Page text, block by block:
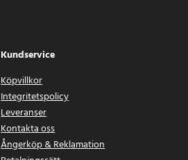
Kundservice
Köpvillkor
Integritetspolicy
Leveranser
Kontakta oss
Ångerköp & Reklamation